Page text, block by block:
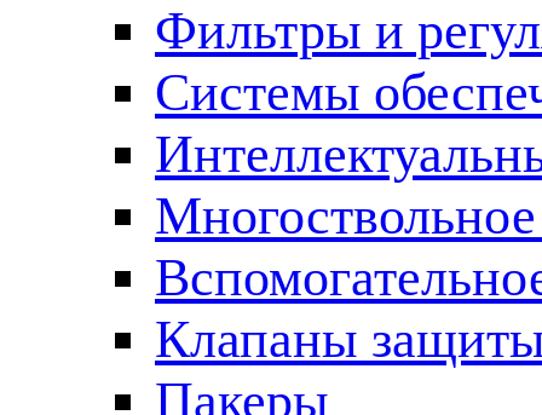
Фильтры и
Cистемы
Клапаны
Пакеры